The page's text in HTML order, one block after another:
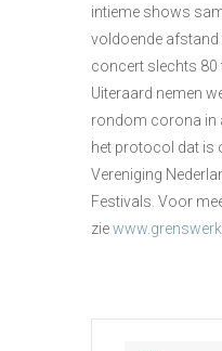
intieme shows
voldoende afstand
concert slechts 80
Uiteraard nemen
rondom corona in
het protocol dat is
Vereniging
Festivals. Voor
zie